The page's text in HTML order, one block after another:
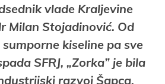
vlade Kraljevine
Milan Stojadinović. Od
kiseline pa sve
SFRJ, „Zorka” je bila
razvoj Šapca.